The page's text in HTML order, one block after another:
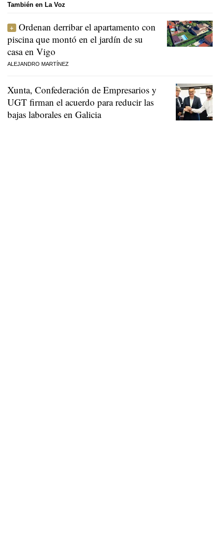
También en La Voz
Ordenan derribar el apartamento con
piscina que montó en el jardín de su
casa en Vigo
ALEJANDRO MARTÍNEZ
Xunta, Confederación de Empresarios y
UGT firman el acuerdo para reducir las
bajas laborales en Galicia